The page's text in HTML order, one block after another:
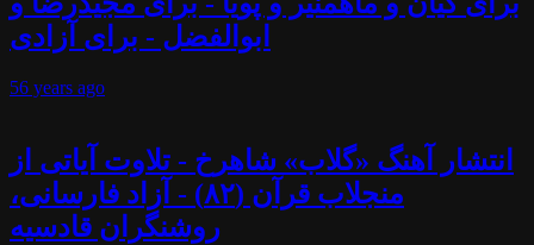
ابوالفضل - برای آزادی
56 years ago
انتشار آهنگ «گلاب» شاهرخ - تلاوت آیاتی از
منجلاب قرآن (۸۲) - آزاد فارسانی،
روشنگران قادسیه